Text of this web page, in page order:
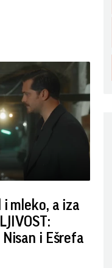
i mleko, a iza
i Ešrefa